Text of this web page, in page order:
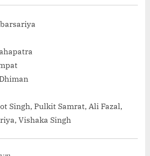
p>
Singh, Pulkit Samrat, Ali Fazal,
Vishaka Singh